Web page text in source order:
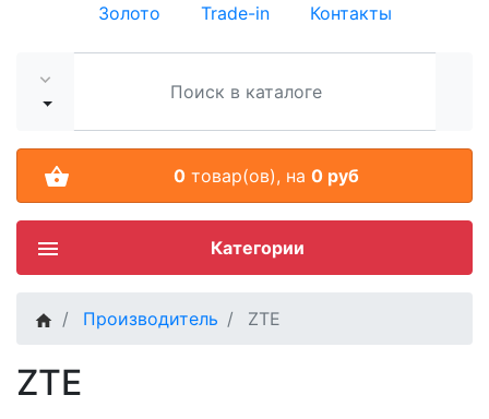
Золото Trade-in Контакты
0 товар(ов), на 0 руб
Категории
Производитель ZTE
ZTE